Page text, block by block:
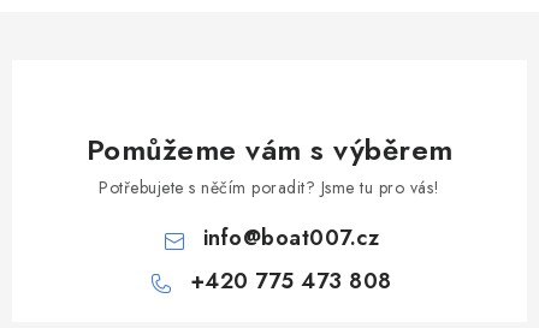
Pomůžeme vám s výběrem
Potřebujete s něčím poradit? Jsme tu pro vás!
info@boat007.cz
+420 775 473 808